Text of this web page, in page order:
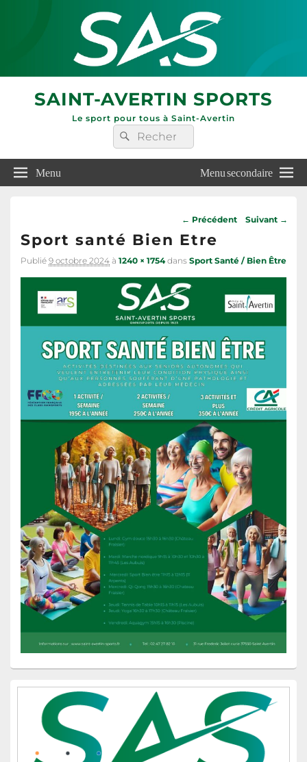
SAINT-AVERTIN SPORTS
Le sport pour tous à Saint-Avertin
Recherche :
Rechercher
Menu Menu secondaire
Navigation
les
images
← Précédent Suivant →
Sport santé Bien Etre
Publié 9 octobre 2024 à 1240 × 1754dans Sport Santé / Bien Être
Zone
principale